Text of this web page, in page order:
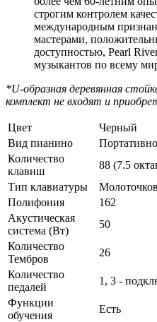
строгим контролем
международным
мастерами,
доступностью, Pearl
музыкантов по всему
*U-образная деревянная
комплект не входят и
Цвет
Черный
Вид пианино
Количество
клавиш
88 (7.5
Тип клавиатуры
Полифония
162
Акустическая
система (Вт)
50
Количество
Тембров
26
Количество
педалей
1, 3 -
Функции
обучения
Есть